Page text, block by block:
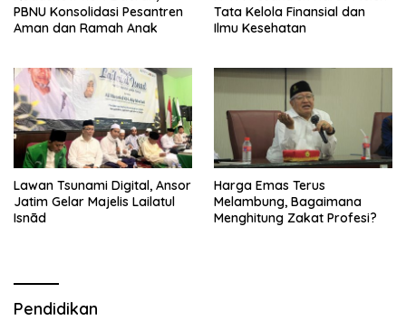
PBNU Konsolidasi Pesantren
Aman dan Ramah Anak
Tata Kelola Finansial dan
Ilmu Kesehatan
Lawan Tsunami Digital, Ansor
Jatim Gelar Majelis Lailatul
Isnād
Harga Emas Terus
Melambung, Bagaimana
Menghitung Zakat Profesi?
Pendidikan